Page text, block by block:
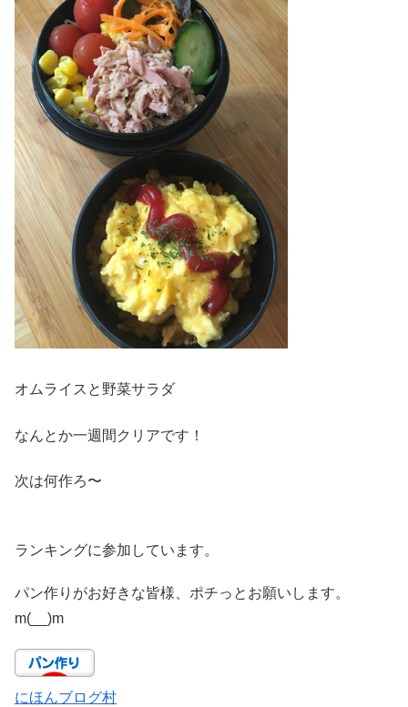
オムライスと野菜サラダ
なんとか一週間クリアです！
次は何作ろ〜
ランキングに参加しています。
パン作りがお好きな皆様、ポチっとお願いします。
m(__)m
にほんブログ村